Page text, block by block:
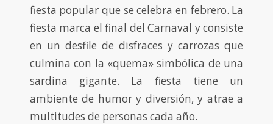
fiesta popular que se celebra en febrero. La
fiesta marca el final del Carnaval y consiste
en un desfile de disfraces y carrozas que
culmina con la «quema» simbólica de una
sardina gigante. La fiesta tiene un
ambiente de humor y diversión, y atrae a
multitudes de personas cada año.